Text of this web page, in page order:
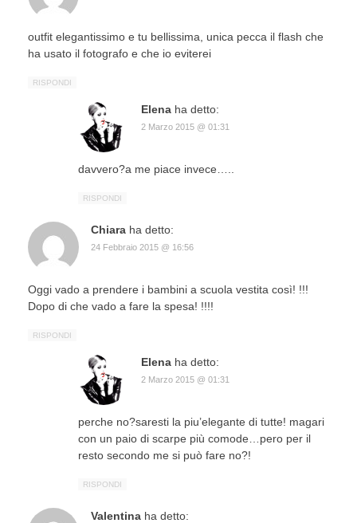
outfit elegantissimo e tu bellissima, unica pecca il flash che
ha usato il fotografo e che io eviterei
RISPONDI
Elena ha detto:
2 Marzo 2015 @ 01:31
davvero?a me piace invece…..
RISPONDI
Chiara ha detto:
24 Febbraio 2015 @ 16:56
Oggi vado a prendere i bambini a scuola vestita così! !!!
Dopo di che vado a fare la spesa! !!!!
RISPONDI
Elena ha detto:
2 Marzo 2015 @ 01:31
perche no?saresti la piu’elegante di tutte! magari
con un paio di scarpe più comode…pero per il
resto secondo me si può fare no?!
RISPONDI
Valentina ha detto: